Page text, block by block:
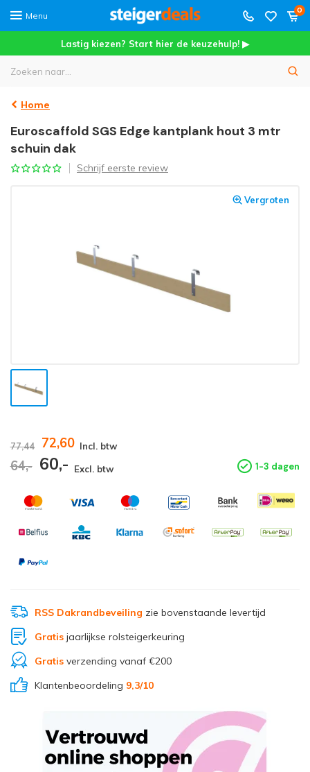
Menu
0
Lastig kiezen? Start hier de keuzehulp! ▶
Home
Euroscaffold SGS Edge kantplank hout 3 mtr
schuin dak
Schrijf eerste review
Vergroten
77,44 72,60 Incl. btw
64,- 60,- Excl. btw 1-3 dagen
RSS Dakrandbeveiling zie bovenstaande levertijd
Gratisjaarlijkse rolsteigerkeuring
Gratisverzending vanaf €200
Klantenbeoordeling 9,3/10